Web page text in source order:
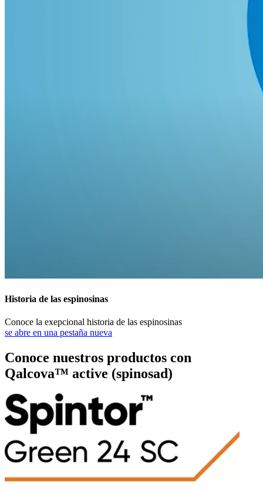
Historia de las espinosinas
Conoce la exepcional historia de las espinosinas
se abre en una pestaña nueva
Conoce nuestros productos con
Qalcova™ active (spinosad)